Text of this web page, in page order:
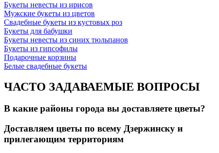
Букеты невесты из ирисов
Мужские букеты из цветов
Свадебные букеты из кустовых роз
Букеты для бабушки
Букеты невесты из синих тюльпанов
Букеты из гипсофилы
Подарочные корзины
Белые свадебные букеты
ЧАСТО ЗАДАВАЕМЫЕ ВОПРОСЫ
В какие районы города вы доставляете цветы?
Доставляем цветы по всему Дзержинску и
прилегающим территориям